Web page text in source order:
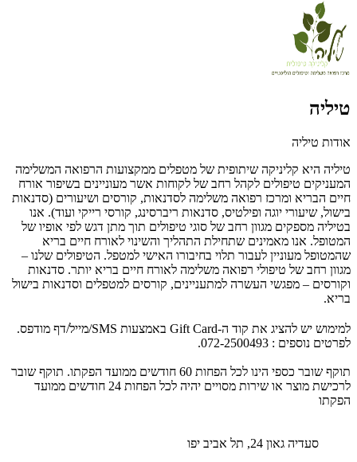
טיליה
אודות טיליה
טיליה היא קליניקה שיתופית של מטפלים ממקצועות הרפואה המשלימה
המעניקים טיפולים לקהל רחב של לקוחות אשר מעוניינים בשיפור אורח
חיים הבריא ומרכז רפואה משלימה לסדנאות, קורסים ושיעורים (סדנאות
בישול, שיעורי יוגה ופילטיס, סדנאות ריברסינג, קורסי רייקי ועוד). אנו
בטיליה מספקים מגוון רחב של סוגי טיפולים תוך מתן דגש לפי אופיו של
המטופל. אנו מאמינים שתחילת התהליך והשינוי לאורח חיים בריא
שהמטופל מעוניין לעבור תלוי בחיבורו האישי למטפל. הטיפולים שלנו –
מגוון רחב של טיפולי רפואה משלימה לאורח חיים בריא יותר. סדנאות
וקורסים – מפגשי העשרה למתעניינים, קורסים למטפלים וסדנאות בישול
בריא.
למימוש יש להציג את קוד ה-Gift Card באמצעות SMS/מייל/דף מודפס.
לפרטים נוספים : 072-2500493.
תוקף שובר כספי הינו לכל הפחות 60 חודשים ממועד הפקתו. תוקף שובר
לרכישת מוצר או שירות מסויים יהיה לכל הפחות 24 חודשים ממועד
הפקתו
סעדיה גאון 24, תל אביב יפו